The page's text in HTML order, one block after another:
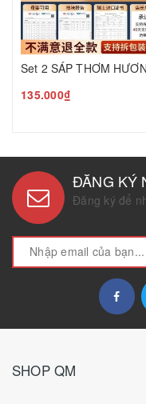
135.000₫
ĐĂNG KÝ
Đăng ký để
SHOP QM